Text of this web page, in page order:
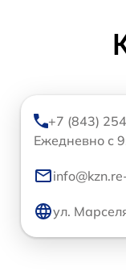
+7 (843)
Ежедневно с
ул.